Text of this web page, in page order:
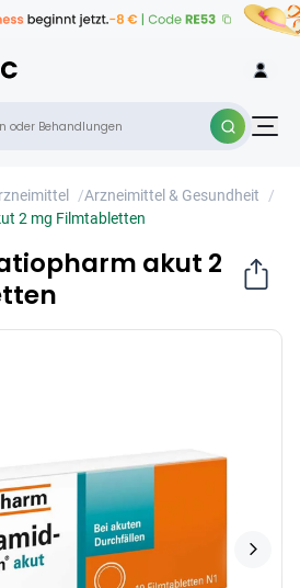
/Arzneimittel & Gesundheit
/
2 mg Filmtabletten
akut 2
×